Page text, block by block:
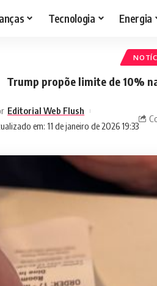
Tecnologia Energia
Trump propõe limite de 10%
em: 11 de janeiro de 2026 19:33
Editorial Web Flush